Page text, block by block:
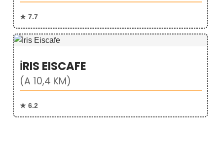
★ 7.7
İRIS EISCAFE
(A 10,4 KM)
★ 6.2